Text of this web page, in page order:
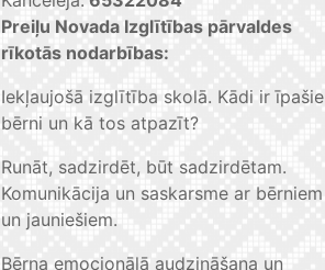
Preiļu Novada Izglītības pārvaldes
rīkotās nodarbības:
Iekļaujošā izglītība skolā. Kādi ir īpašie
bērni un kā tos atpazīt?
Runāt, sadzirdēt, būt sadzirdētam.
Komunikācija un saskarsme ar bērniem
un jauniešiem.
Bērna emocionālā audzināšana un